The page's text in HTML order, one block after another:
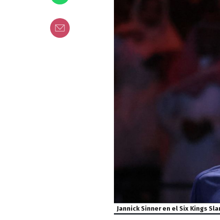
Jannick Sinner en el Six Kings